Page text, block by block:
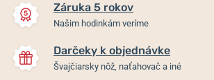
Záruka 5 rokov
Našim hodinkám veríme
Darčeky k objednávke
Švajčiarsky nôž, naťahovač a iné